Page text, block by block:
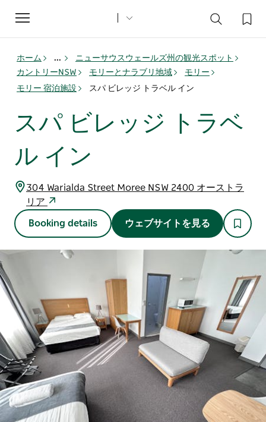
Toggle
navigation
ホーム ...
ニューサウスウェールズ州の観光スポット
カントリーNSW
モリーとナラブリ地域
モリー
モリー 宿泊施設
スパ ビレッジ トラベル イン
スパ ビレッジ トラベ
ル イン
304 Warialda Street Moree NSW 2400 オーストラ
リア
Booking details ウェブサイトを見る